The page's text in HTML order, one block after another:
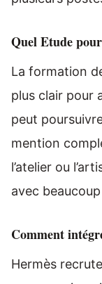
Quel Etude
La formation
plus clair pour
peut
mention
l’atelier ou
avec beaucoup
Comment
Hermès